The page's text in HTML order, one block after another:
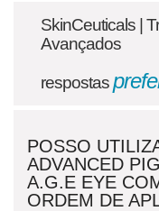
SkinCeuticals |
Avançados
respostas
POSSO
ADVANCED
A.G.E EYE
ORDEM DE